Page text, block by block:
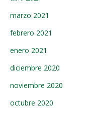
marzo 2021
febrero 2021
enero 2021
diciembre 2020
noviembre 2020
octubre 2020